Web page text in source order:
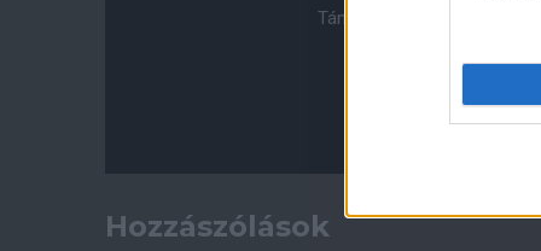
Támogasd adományoddal a
Hozzászólások